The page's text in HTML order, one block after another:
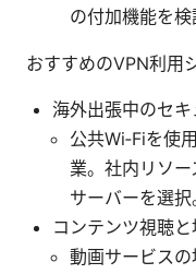
の付加機能を検
おすすめのVPN利用
海外出張中のセ
公共Wi‑Fiを使
業。社内リソ
サーバーを選択
コンテンツ視聴
動画サービス